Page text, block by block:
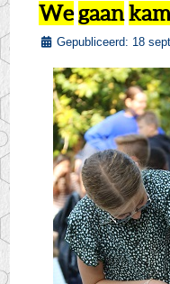
We gaan
Gepubliceerd: 18